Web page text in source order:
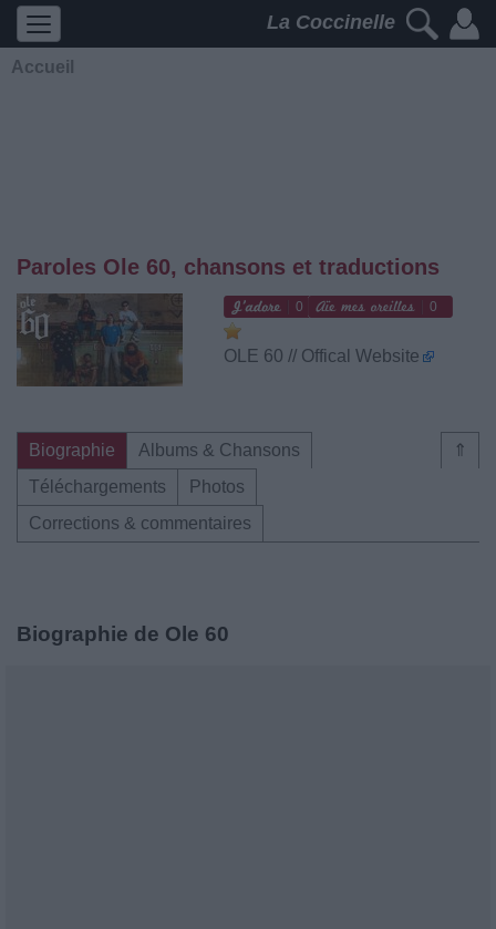
La Coccinelle
Accueil
Paroles Ole 60, chansons et traductions
0 0
OLE 60 // Offical Website
⇑
Biographie
Albums & Chansons
Téléchargements
Photos
Corrections & commentaires
Biographie de Ole 60